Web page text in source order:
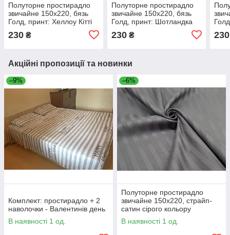
Полуторне простирадло
звичайне 150х220, бязь
Голд, принт: Хеллоу Кітті
230 ₴
Полуторне простирадло
звичайне 150х220, бязь
Голд, принт: Шотландка
230₴ 230
Акційні пропозиції та новинки
–9%
Комплект: простирадло + 2
наволочки - Валентинів день
В наявності 1 од.
–6%
Полуторне простирадло
звичайне 150х220, страйп-
сатин сірого кольору
В наявності 1 од.